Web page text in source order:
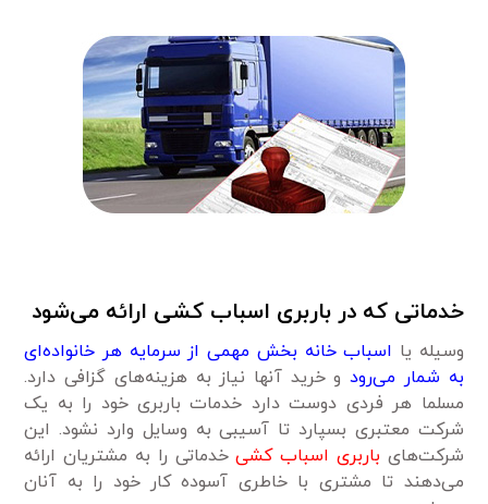
خدماتی که در باربری اسباب کشی ارائه می‌شود
وسیله یا اسباب خانه بخش مهمی از سرمایه هر خانواده‌ای
به شمار می‌رودو خرید آنها نیاز به هزینه‌های گزافی دارد.
مسلما هر فردی دوست دارد خدمات باربری خود را به یک
شرکت معتبری بسپارد تا آسیبی به وسایل وارد نشود. این
شرکت‌های باربری اسباب کشیخدماتی را به مشتریان ارائه
می‌دهند تا مشتری با خاطری آسوده کار خود را به آنان